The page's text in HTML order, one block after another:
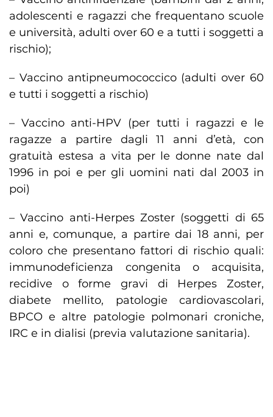
adolescenti e ragazzi che frequentano scuole
e università, adulti over 60 e a tutti i soggetti a
rischio);
– Vaccino antipneumococcico (adulti over 60
e tutti i soggetti a rischio)
– Vaccino anti-HPV (per tutti i ragazzi e le
ragazze a partire dagli 11 anni d’età, con
gratuità estesa a vita per le donne nate dal
1996 in poi e per gli uomini nati dal 2003 in
poi)
– Vaccino anti-Herpes Zoster (soggetti di 65
anni e, comunque, a partire dai 18 anni, per
coloro che presentano fattori di rischio quali:
immunodeficienza congenita o acquisita,
recidive o forme gravi di Herpes Zoster,
diabete mellito, patologie cardiovascolari,
BPCO e altre patologie polmonari croniche,
IRC e in dialisi (previa valutazione sanitaria).